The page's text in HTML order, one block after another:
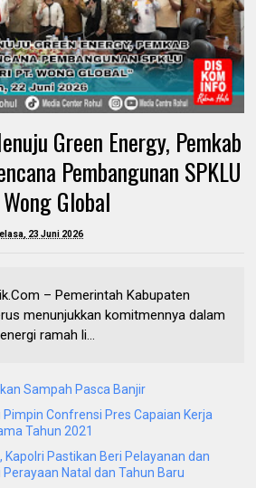
Green Energy, Pemkab
Pembangunan SPKLU
Global
23 Juni 2026
– Pemerintah Kabupaten
menunjukkan komitmennya dalam
ramah li...
Sampah Pasca Banjir
Confrensi Pres Capaian Kerja
Tahun 2021
Kapolri Pastikan Beri Pelayanan dan
Natal dan Tahun Baru